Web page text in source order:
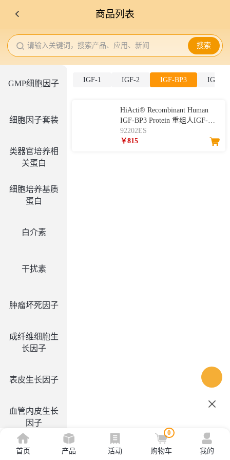
商品列表
请输入关键词，搜索产品、应用、新闻 搜索
GMP细胞因子
细胞因子套装
类器官培养相
关蛋白
细胞培养基质
蛋白
白介素
干扰素
肿瘤坏死因子
成纤维细胞生
长因子
表皮生长因子
血管内皮生长
因子
集落刺激因子
IGF-1 IGF-2 IGF-BP3 IGF-
HiActi® Recombinant Human
IGF-BP3 Protein 重组人IGF-
BP3
92202ES
￥815
首页 产品 活动
0
购物车 我的